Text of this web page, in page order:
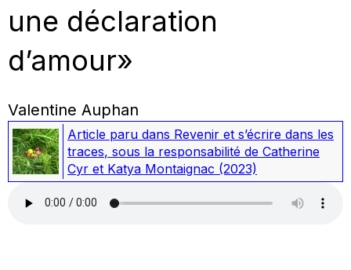
une déclaration
d’amour»
Valentine Auphan
Article paru dans Revenir et s’écrire dans les
traces, sous la responsabilité de Catherine
Cyr et Katya Montaignac (2023)